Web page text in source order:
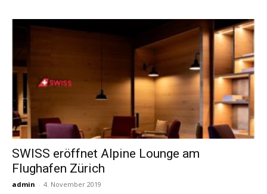
SWISS eröffnet Alpine Lounge am
Flughafen Zürich
admin - 4. November 2019